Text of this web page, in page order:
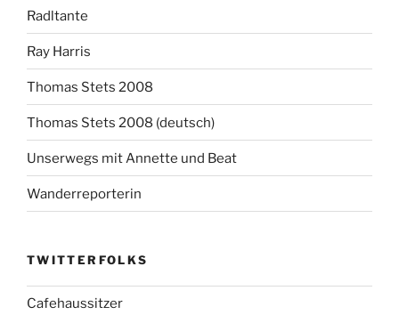
Radltante
Ray Harris
Thomas Stets 2008
Thomas Stets 2008 (deutsch)
Unserwegs mit Annette und Beat
Wanderreporterin
TWITTERFOLKS
Cafehaussitzer